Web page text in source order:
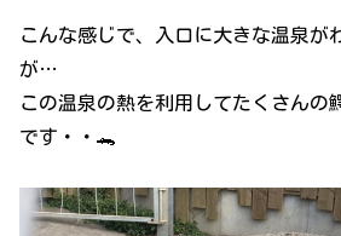
こんな感じで、入口に大きな温泉が
が…
この温泉の熱を利用してたくさんの
です・・🐊